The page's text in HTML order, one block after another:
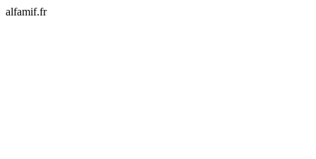
alfamif.fr